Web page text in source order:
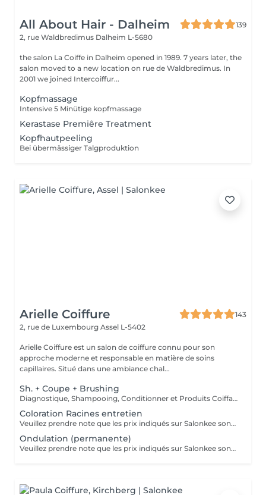
All About Hair - Dalheim
139
2, rue Waldbredimus Dalheim L-5680
the salon La Coiffe in Dalheim opened in 1989. 7 years later, the
salon moved to a new location on rue de Waldbredimus. In
2001 we joined Intercoiffur...
Kopfmassage
Intensive 5 Minütige kopfmassage
Kerastase Premiêre Treatment
Kopfhautpeeling
Bei übermässiger Talgproduktion
Arielle Coiffure
143
2, rue de Luxembourg Assel L-5402
Arielle Coiffure est un salon de coiffure connu pour son
approche moderne et responsable en matière de soins
capillaires. Situé dans une ambiance chal...
Sh. + Coupe + Brushing
Diagnostique, Shampooing, Conditionner et Produits Coiffants inclus
Coloration Racines entretien
Veuillez prendre note que les prix indiqués sur Salonkee sont communiqués à titre informatif et s'entendent de base. Ces derniers sont susceptibles de varier selon le diagnostic réalisé à votre arrivée au salon et l'expertise du professionnel à qui vous confiez votre beauté. Dans tous les cas, un devis précis vous sera proposé et toutes réalisations de prestations seront effectuées avec votre accord. Un grand merci d'avance pour votre compréhension. Au plaisir de vous recevoir très vite.
Ondulation (permanente)
Veuillez prendre note que les prix indiqués sur Salonkee sont communiqués à titre informatif et s'entendent de base. Ces derniers sont susceptibles de varier selon le diagnostic réalisé à votre arrivée au salon et l'expertise du professionnel à qui vous confiez votre beauté. Dans tous les cas, un devis précis vous sera proposé et toutes réalisations de prestations seront effectuées avec votre accord. Un grand merci d'avance pour votre compréhension. Au plaisir de vous recevoir très vite.